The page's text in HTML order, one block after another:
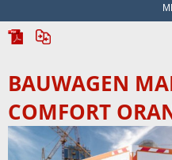
BAUWAGEN
COMFORT